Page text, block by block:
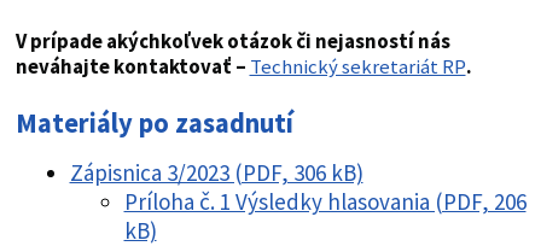
V prípade akýchkoľvek otázok či nejasností nás
neváhajte kontaktovať – Technický sekretariát RP.
Materiály po zasadnutí
Zápisnica 3/2023 (PDF, 306 kB)
Príloha č. 1 Výsledky hlasovania (PDF, 206
kB)